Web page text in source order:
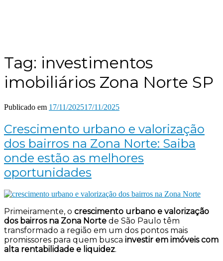
Tag: investimentos
imobiliários Zona Norte SP
Publicado em 17/11/202517/11/2025
Crescimento urbano e valorização
dos bairros na Zona Norte: Saiba
onde estão as melhores
oportunidades
Primeiramente, o crescimento urbano e valorização
dos bairros na Zona Norte de São Paulo têm
transformado a região em um dos pontos mais
promissores para quem busca investir em imóveis com
alta rentabilidade e liquidez.